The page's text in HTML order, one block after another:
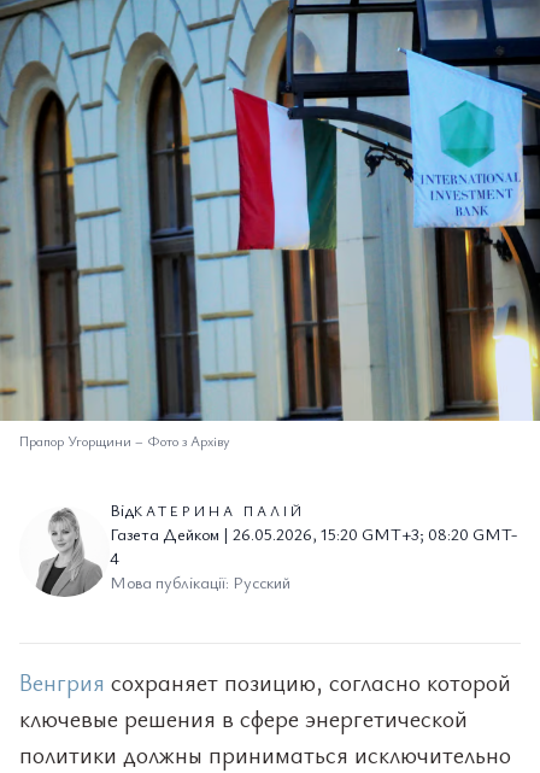
Прапор Угорщини – Фото з Архіву
ВідКАТЕРИНА ПАЛІЙ
Газета Дейком | 26.05.2026, 15:20 GMT+3; 08:20 GMT-
4
Мова публікації: Русский
Венгрия сохраняет позицию, согласно которой
ключевые решения в сфере энергетической
политики должны приниматься исключительно